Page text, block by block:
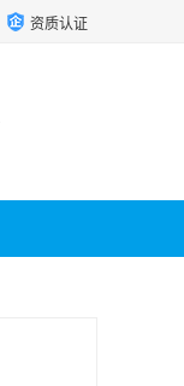
资质认证